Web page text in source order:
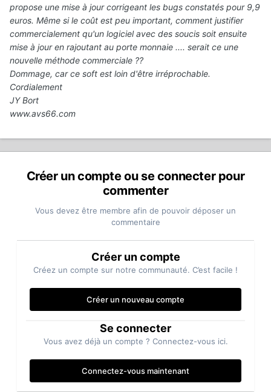
propose une mise à jour corrigeant les bugs constatés pour 9,9
euros. Même si le coût est peu important, comment justifier
commercialement qu'un logiciel avec des soucis soit ensuite
mise à jour en rajoutant au porte monnaie .... serait ce une
nouvelle méthode commerciale ??
Dommage, car ce soft est loin d'être irréprochable.
Cordialement
JY Bort
www.avs66.com
Créer un compte ou se connecter pour
commenter
Vous devez être membre afin de pouvoir déposer un
commentaire
Créer un compte
Créez un compte sur notre communauté. C’est facile !
Créer un nouveau compte
Se connecter
Vous avez déjà un compte ? Connectez-vous ici.
Connectez-vous maintenant